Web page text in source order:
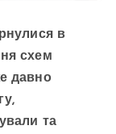
в
схем
давно
та